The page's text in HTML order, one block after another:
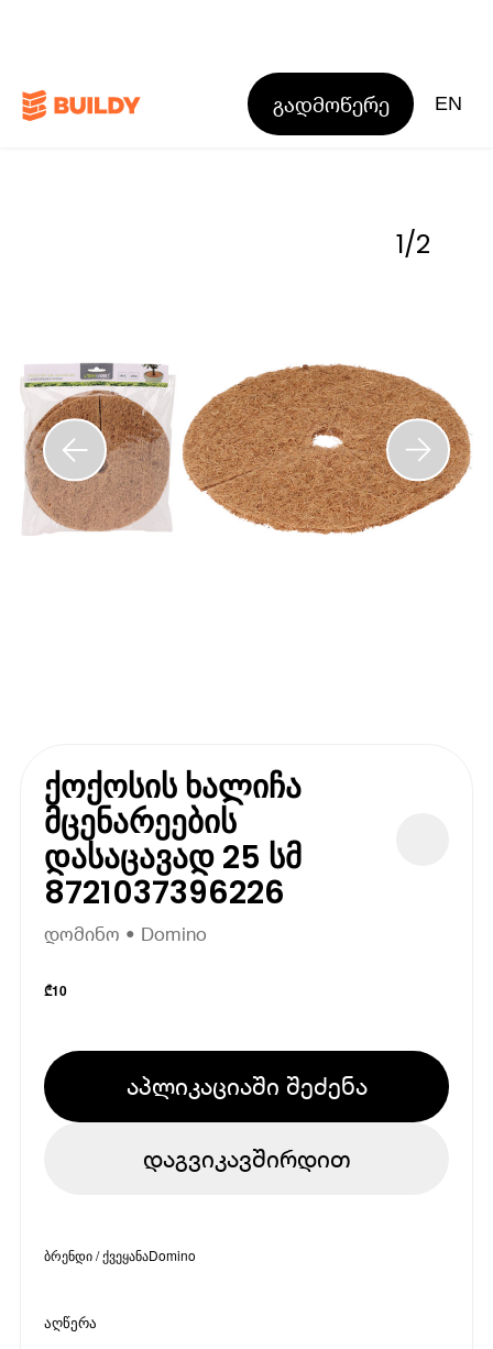
გადმოწერე EN
1/2
ქოქოსის ხალიჩა
მცენარეების
დასაცავად 25 სმ
8721037396226
დომინო • Domino
₾10
აპლიკაციაში შეძენა
დაგვიკავშირდით
ბრენდი / ქვეყანაDomino
აღწერა